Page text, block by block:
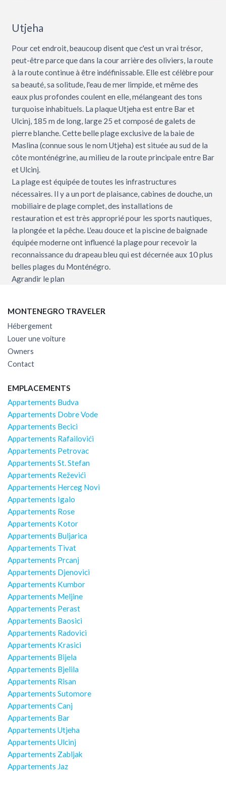
Utjeha
Pour cet endroit, beaucoup disent que c'est un vrai trésor,
peut-être parce que dans la cour arrière des oliviers, la route
à la route continue à être indéfinissable. Elle est célèbre pour
sa beauté, sa solitude, l'eau de mer limpide, et même des
eaux plus profondes coulent en elle, mélangeant des tons
turquoise inhabituels. La plaque Utjeha est entre Bar et
Ulcinj, 185 m de long, large 25 et composé de galets de
pierre blanche. Cette belle plage exclusive de la baie de
Maslina (connue sous le nom Utjeha) est située au sud de la
côte monténégrine, au milieu de la route principale entre Bar
et Ulcinj.
La plage est équipée de toutes les infrastructures
nécessaires. Il y a un port de plaisance, cabines de douche, un
mobiliaire de plage complet, des installations de
restauration et est très approprié pour les sports nautiques,
la plongée et la pêche. L'eau douce et la piscine de baignade
équipée moderne ont influencé la plage pour recevoir la
reconnaissance du drapeau bleu qui est décernée aux 10 plus
belles plages du Monténégro.
Agrandir le plan
MONTENEGRO TRAVELER
Hébergement
Louer une voiture
Owners
Contact
EMPLACEMENTS
Appartements Budva
Appartements Dobre Vode
Appartements Becici
Appartements Rafailovići
Appartements Petrovac
Appartements St. Stefan
Appartements Reževići
Appartements Herceg Novi
Appartements Igalo
Appartements Rose
Appartements Kotor
Appartements Buljarica
Appartements Tivat
Appartements Prcanj
Appartements Djenovici
Appartements Kumbor
Appartements Meljine
Appartements Perast
Appartements Baosici
Appartements Radovici
Appartements Krasici
Appartements Bijela
Appartements Bjelila
Appartements Risan
Appartements Sutomore
Appartements Canj
Appartements Bar
Appartements Utjeha
Appartements Ulcinj
Appartements Zabljak
Appartements Jaz